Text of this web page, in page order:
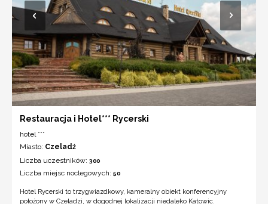
Restauracja i Hotel*** Rycerski
hotel ***
Miasto: Czeladź
Liczba uczestników: 300
Liczba miejsc noclegowych: 50
Hotel Rycerski to trzygwiazdkowy, kameralny obiekt konferencyjny
położony w Czeladzi, w dogodnej lokalizacji niedaleko Katowic.